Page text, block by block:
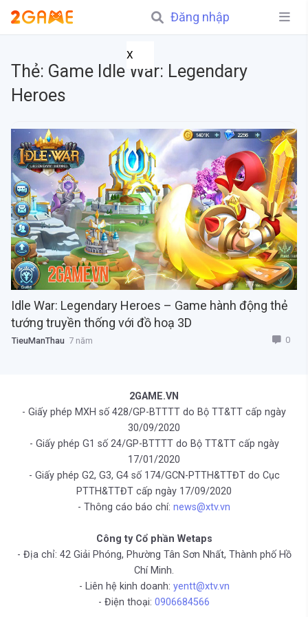
Đăng nhập
X
Thẻ: Game Idle War: Legendary
Heroes
Idle War: Legendary Heroes – Game hành động thẻ
tướng truyền thống với đồ hoạ 3D
TieuManThau 7 năm 0
2GAME.VN
- Giấy phép MXH số 428/GP-BTTTT do Bộ TT&TT cấp ngày
30/09/2020
- Giấy phép G1 số 24/GP-BTTTT do Bộ TT&TT cấp ngày
17/01/2020
- Giấy phép G2, G3, G4 số 174/GCN-PTTH&TTĐT do Cục
PTTH&TTĐT cấp ngày 17/09/2020
- Thông cáo báo chí: news@xtv.vn
Công ty Cổ phần Wetaps
- Địa chỉ: 42 Giải Phóng, Phường Tân Sơn Nhất, Thành phố Hồ
Chí Minh.
- Liên hệ kinh doanh: yentt@xtv.vn
- Điện thoại: 0906684566